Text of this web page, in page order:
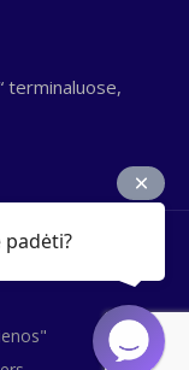
terminaluose,
padėti?